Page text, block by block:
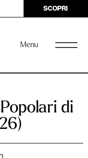
SCOPRI
Menu
di